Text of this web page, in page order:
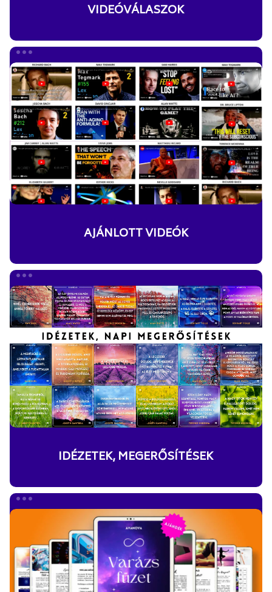
VIDEÓVÁLASZOK
VIDEÓK
AJÁNLOTT VIDEÓK
MEGERŐSÍTÉSEK
IDÉZETEK, MEGERŐSÍTÉSEK
E-
BOOK